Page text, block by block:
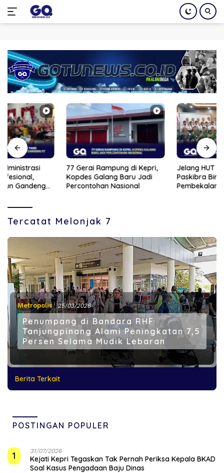
konten
77 Gerai Rampung di Kepri,
Kopdes Galang Baru Jadi
Percontohan Nasional
Jelang HUT RI ke-81, 33 Calon
Paskibra Bintan Jalani
Pembekalan
Tercatat Melonjak 7
Metropolis 25/03/2026
Penumpang di Bandara RHF
Tanjungpinang Alami Peningkatan 7,5
Persen Selama Mudik Lebaran
Berita Terkait
POSTINGAN POPULER
1 31/07/2026
Kejati Kepri Tegaskan Tak Pernah Periksa Kepala BKAD
Soal Kasus Pengadaan Baju Dinas